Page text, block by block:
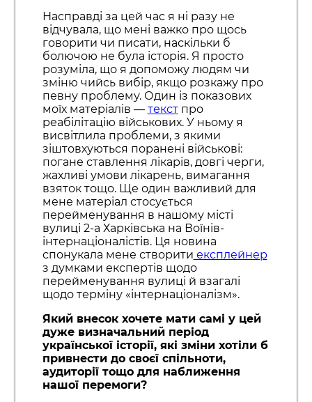
Насправді за цей час я ні разу не
відчувала, що мені важко про щось
говорити чи писати, наскільки б
болючою не була історія. Я просто
розуміла, що я допоможу людям чи
зміню чийсь вибір, якщо розкажу про
певну проблему. Один із показових
моїх матеріалів — текстпро
реабілітацію військових. У ньому я
висвітлила проблеми, з якими
зіштовхуються поранені військові:
погане ставлення лікарів, довгі черги,
жахливі умови лікарень, вимагання
взяток тощо. Ще один важливий для
мене матеріал стосується
перейменування в нашому місті
вулиці 2-а Харківська на Воїнів-
інтернаціоналістів. Ця новина
спонукала мене створити експлейнер
з думками експертів щодо
перейменування вулиці й взагалі
щодо терміну «інтернаціоналізм».
Який внесок хочете мати самі у цей
дуже визначальний період
української історії, які зміни хотіли б
привнести до своєї спільноти,
аудиторії тощо для наближення
нашої перемоги?